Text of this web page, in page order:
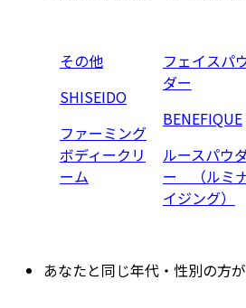
その他
SHISEIDO
ファーミング
ボディークリ
ーム
フェイスパ
ダー
BENEFIQUE
ルースパウ
ー （ルミ
イジング）
あなたと同じ年代・性別の方